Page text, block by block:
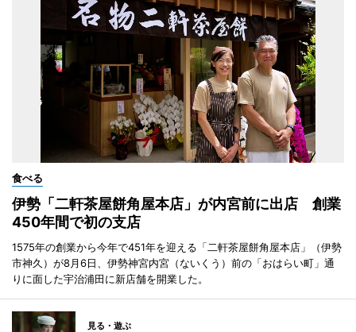
食べる
伊勢「二軒茶屋餅角屋本店」が内宮前に出店 創業
450年間で初の支店
1575年の創業から今年で451年を迎える「二軒茶屋餅角屋本店」（伊勢
市神久）が8月6日、伊勢神宮内宮（ないくう）前の「おはらい町」通
りに面した宇治浦田に新店舗を開業した。
見る・遊ぶ